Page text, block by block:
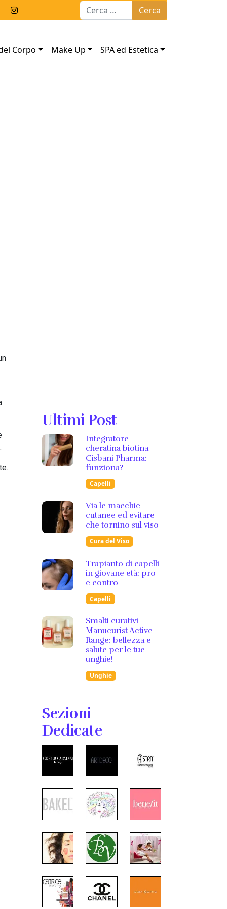
Ricerca per:
Corpo Make Up SPA ed Estetica
Ultimi Post
Integratore
cheratina biotina
Cisbani Pharma:
funziona?
Capelli
Via le macchie
cutanee ed evitare
che tornino sul viso
Cura del Viso
Trapianto di capelli
in giovane età: pro
e contro
Capelli
Smalti curativi
Manucurist Active
Range: bellezza e
salute per le tue
unghie!
Unghie
Sezioni
Dedicate